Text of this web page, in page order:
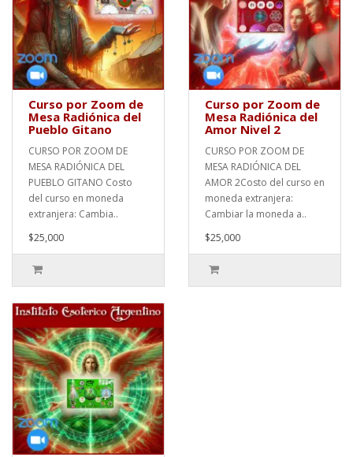
Curso por Zoom de
Mesa Radiónica del
Pueblo Gitano
CURSO POR ZOOM DE
MESA RADIÓNICA DEL
PUEBLO GITANO Costo
del curso en moneda
extranjera: Cambia..
$25,000
Curso por Zoom de
Mesa Radiónica del
Amor Nivel 2
CURSO POR ZOOM DE
MESA RADIÓNICA DEL
AMOR 2Costo del curso en
moneda extranjera:
Cambiar la moneda a..
$25,000